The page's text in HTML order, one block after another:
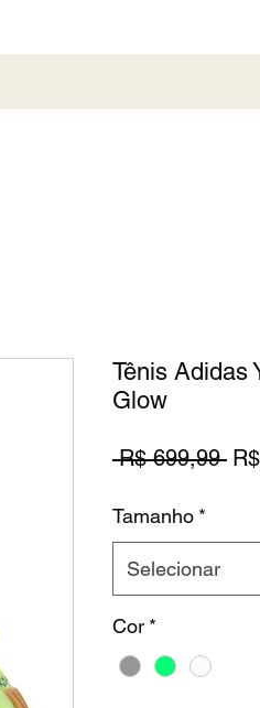
Tênis Adidas
Glow
R$ 699,99
Tamanho *
Selecionar
Cor *